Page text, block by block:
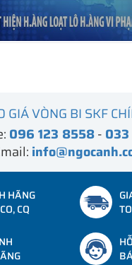
GIÁ VÒNG BI SKF
096 123 8558-
HÃNG
CQ